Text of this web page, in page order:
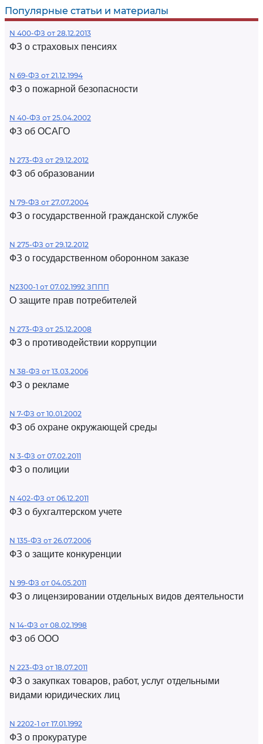
Популярные статьи и материалы
N 400-ФЗ от 28.12.2013
ФЗ о страховых пенсиях
N 69-ФЗ от 21.12.1994
ФЗ о пожарной безопасности
N 40-ФЗ от 25.04.2002
ФЗ об ОСАГО
N 273-ФЗ от 29.12.2012
ФЗ об образовании
N 79-ФЗ от 27.07.2004
ФЗ о государственной гражданской службе
N 275-ФЗ от 29.12.2012
ФЗ о государственном оборонном заказе
N2300-1 от 07.02.1992 ЗППП
О защите прав потребителей
N 273-ФЗ от 25.12.2008
ФЗ о противодействии коррупции
N 38-ФЗ от 13.03.2006
ФЗ о рекламе
N 7-ФЗ от 10.01.2002
ФЗ об охране окружающей среды
N 3-ФЗ от 07.02.2011
ФЗ о полиции
N 402-ФЗ от 06.12.2011
ФЗ о бухгалтерском учете
N 135-ФЗ от 26.07.2006
ФЗ о защите конкуренции
N 99-ФЗ от 04.05.2011
ФЗ о лицензировании отдельных видов деятельности
N 14-ФЗ от 08.02.1998
ФЗ об ООО
N 223-ФЗ от 18.07.2011
ФЗ о закупках товаров, работ, услуг отдельными
видами юридических лиц
N 2202-1 от 17.01.1992
ФЗ о прокуратуре